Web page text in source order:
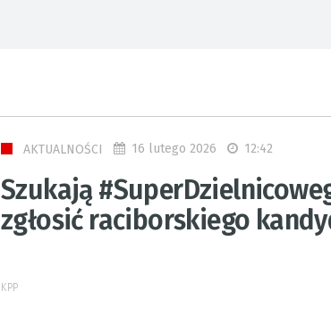
AKTUALNOŚCI 16 lutego 2026 12:42
Szukają
zgłosić raciborskiego
KPP